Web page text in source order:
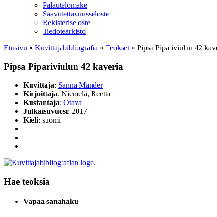
Palautelomake
Saavutettavuusseloste
Rekisteriseloste
Tiedotearkisto
Etusivu » Kuvittaja­bibliografia » Teokset » Pipsa Pipariviulun 42
Pipsa Pipariviulun 42 kaveria
Kuvittaja: Sanna Mander
Kirjoittaja: Niemelä, Reetta
Kustantaja: Otava
Julkaisuvuosi: 2017
Kieli: suomi
Hae teoksia
Vapaa sanahaku